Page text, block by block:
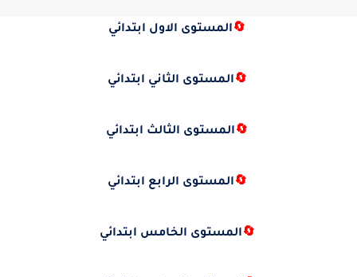
🔄المستوى الاول ابتدائي
🔄المستوى الثاني ابتدائي
🔄المستوى الثالث ابتدائي
🔄المستوى الرابع ابتدائي
🔄المستوى الخامس ابتدائي